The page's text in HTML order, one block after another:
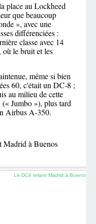
place au Lockheed
que beaucoup
», avec une
différenciées :
classe avec 14
où le bruit et les
même si bien
60, c'était un DC-8 ;
au milieu de cette
Jumbo »), plus tard
Airbus A-350.
à Buenos